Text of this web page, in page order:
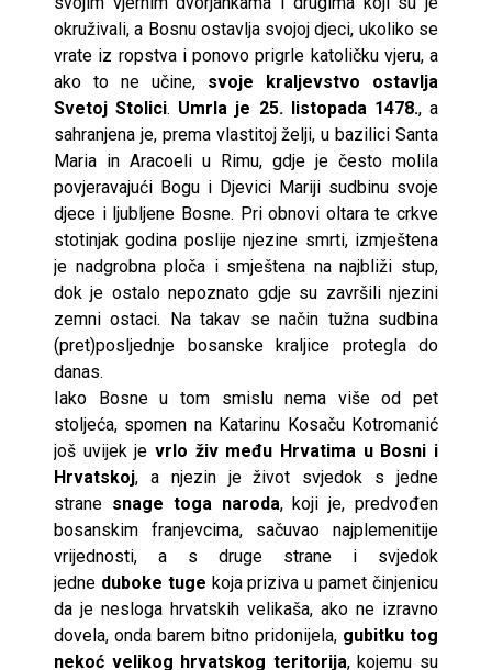
okruživali, a Bosnu ostavlja svojoj djeci, ukoliko se
vrate iz ropstva i ponovo prigrle katoličku vjeru, a
ako to ne učine, svoje kraljevstvo ostavlja
Svetoj Stolici. Umrla je 25. listopada 1478., a
sahranjena je, prema vlastitoj želji, u bazilici Santa
Maria in Aracoeli u Rimu, gdje je često molila
povjeravajući Bogu i Djevici Mariji sudbinu svoje
djece i ljubljene Bosne. Pri obnovi oltara te crkve
stotinjak godina poslije njezine smrti, izmještena
je nadgrobna ploča i smještena na najbliži stup,
dok je ostalo nepoznato gdje su završili njezini
zemni ostaci. Na takav se način tužna sudbina
(pret)posljednje bosanske kraljice protegla do
danas.
Iako Bosne u tom smislu nema više od pet
stoljeća, spomen na Katarinu Kosaču Kotromanić
još uvijek je vrlo živ među Hrvatima u Bosni i
Hrvatskoj, a njezin je život svjedok s jedne
strane snage toga naroda, koji je, predvođen
bosanskim franjevcima, sačuvao najplemenitije
vrijednosti, a s druge strane i svjedok
jedne duboke tuge koja priziva u pamet činjenicu
da je nesloga hrvatskih velikaša, ako ne izravno
dovela, onda barem bitno pridonijela, gubitku tog
nekoć velikog hrvatskog teritorija, kojemu su